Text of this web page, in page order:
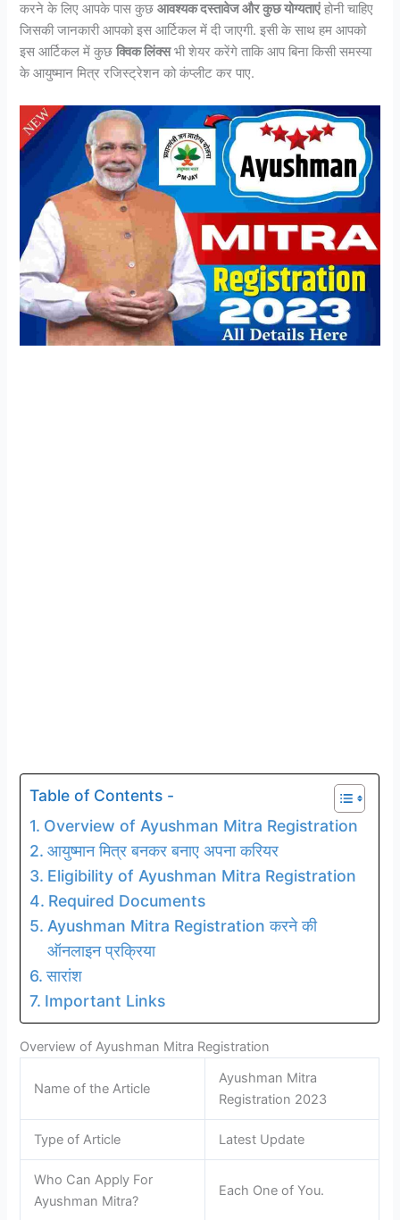
करने के लिए आपके पास कुछआवश्यक दस्तावेज और कुछ योग्यताएंहोनी चाहिए
जिसकी जानकारी आपको इस आर्टिकल में दी जाएगी. इसी के साथ हम आपको
इस आर्टिकल में कुछक्विक लिंक्सभी शेयर करेंगे ताकि आप बिना किसी समस्या
के आयुष्मान मित्र रजिस्ट्रेशन को कंप्लीट कर पाए.
Table of Contents -
Overview of Ayushman Mitra Registration
आयुष्मान मित्र बनकर बनाए अपना करियर
Eligibility of Ayushman Mitra Registration
Required Documents
Ayushman Mitra Registration करने की
ऑनलाइन प्रक्रिया
सारांश
Important Links
Overview of Ayushman Mitra Registration
Name of the Article
Ayushman Mitra
Registration 2023
Type of Article Latest Update
Who Can Apply For
Ayushman Mitra?
Each One of You.